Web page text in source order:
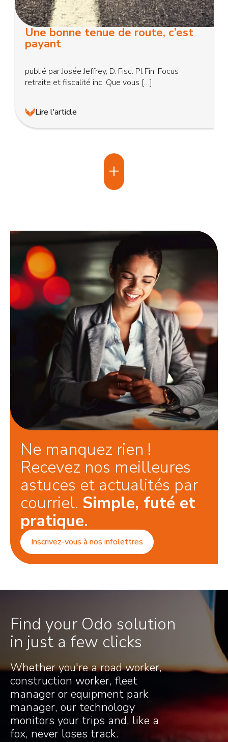
Une bonne tenue de route, c’est
payant
publié par Josée Jeffrey, D. Fisc. Pl Fin. Focus
retraite et fiscalité inc. Que vous […]
Lire l'article
+
Ne manquez rien !
Recevez nos meilleures
astuces et actualités par
courriel. Simple, futé et
pratique.
Inscrivez-vous à nos infolettres
Find your Odo solution
in just a few clicks
Whether you're a road worker,
construction worker, fleet
manager or equipment park
manager, our technology
monitors your trips and, like a
fox, never loses track.